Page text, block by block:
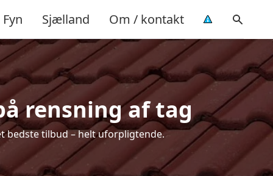
Fyn Sjælland Om / kontakt
rensning af tag
bedste tilbud – helt uforpligtende.